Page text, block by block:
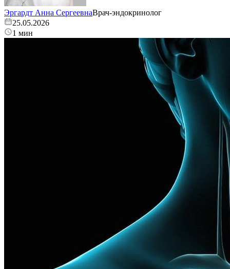
Эргардт Анна СергеевнаВрач-эндокринолог
25.05.2026
1 мин